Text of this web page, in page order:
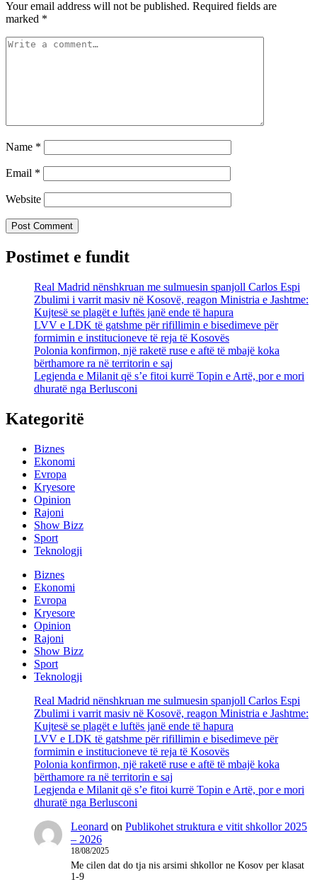
Your email address will not be published. Required fields are
marked *
Name *
Email *
Website
Postimet e fundit
Real Madrid nënshkruan me sulmuesin spanjoll Carlos Espi
Zbulimi i varrit masiv në Kosovë, reagon Ministria e Jashtme:
Kujtesë se plagët e luftës janë ende të hapura
LVV e LDK të gatshme për rifillimin e bisedimeve për
formimin e institucioneve të reja të Kosovës
Polonia konfirmon, një raketë ruse e aftë të mbajë koka
bërthamore ra në territorin e saj
Legjenda e Milanit që s’e fitoi kurrë Topin e Artë, por e mori
dhuratë nga Berlusconi
Kategoritë
Biznes
Ekonomi
Evropa
Kryesore
Opinion
Rajoni
Show Bizz
Sport
Teknologji
Biznes
Ekonomi
Evropa
Kryesore
Opinion
Rajoni
Show Bizz
Sport
Teknologji
Real Madrid nënshkruan me sulmuesin spanjoll Carlos Espi
Zbulimi i varrit masiv në Kosovë, reagon Ministria e Jashtme:
Kujtesë se plagët e luftës janë ende të hapura
LVV e LDK të gatshme për rifillimin e bisedimeve për
formimin e institucioneve të reja të Kosovës
Polonia konfirmon, një raketë ruse e aftë të mbajë koka
bërthamore ra në territorin e saj
Legjenda e Milanit që s’e fitoi kurrë Topin e Artë, por e mori
dhuratë nga Berlusconi
Leonard on Publikohet struktura e vitit shkollor 2025
– 2026
18/08/2025
Me cilen dat do tja nis arsimi shkollor ne Kosov per klasat
1-9